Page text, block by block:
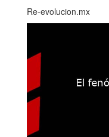
Re-evolucion.mx